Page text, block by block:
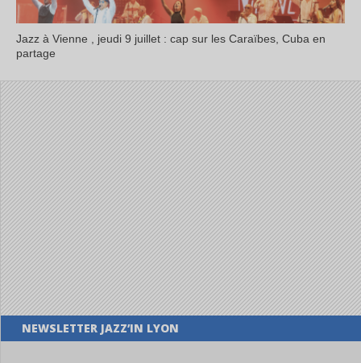
Jazz à Vienne , jeudi 9 juillet : cap sur les Caraïbes, Cuba en
partage
NEWSLETTER JAZZ’IN LYON